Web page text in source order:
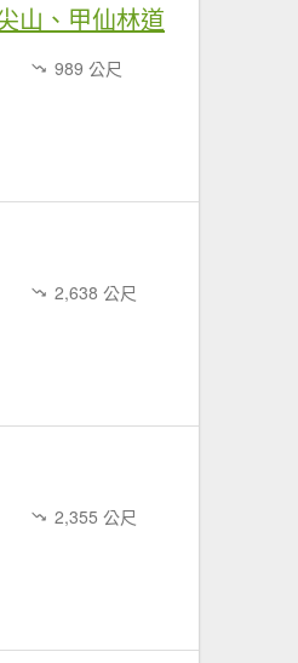
山、甲仙林道
989 公尺
2,638 公尺
2,355 公尺